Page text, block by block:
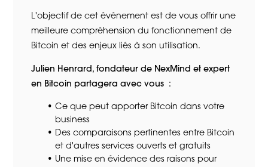
L'objectif de cet événement est de vous offrir une
meilleure compréhension du fonctionnement de
Bitcoin et des enjeux liés à son utilisation.
Julien Henrard, fondateur de NexMind et expert
en Bitcoin partagera avec vous :
Ce que peut apporter Bitcoin dans votre
business
Des comparaisons pertinentes entre Bitcoin
et d'autres services ouverts et gratuits
Une mise en évidence des raisons pour